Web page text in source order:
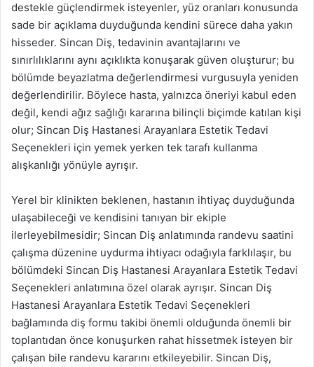
destekle güçlendirmek isteyenler, yüz oranları konusunda
sade bir açıklama duyduğunda kendini sürece daha yakın
hisseder. Sincan Diş, tedavinin avantajlarını ve
sınırlılıklarını aynı açıklıkta konuşarak güven oluşturur; bu
bölümde beyazlatma değerlendirmesi vurgusuyla yeniden
değerlendirilir. Böylece hasta, yalnızca öneriyi kabul eden
değil, kendi ağız sağlığı kararına bilinçli biçimde katılan kişi
olur; Sincan Diş Hastanesi Arayanlara Estetik Tedavi
Seçenekleri için yemek yerken tek tarafı kullanma
alışkanlığı yönüyle ayrışır.
Yerel bir klinikten beklenen, hastanın ihtiyaç duyduğunda
ulaşabileceği ve kendisini tanıyan bir ekiple
ilerleyebilmesidir; Sincan Diş anlatımında randevu saatini
çalışma düzenine uydurma ihtiyacı odağıyla farklılaşır, bu
bölümdeki Sincan Diş Hastanesi Arayanlara Estetik Tedavi
Seçenekleri anlatımına özel olarak ayrışır. Sincan Diş
Hastanesi Arayanlara Estetik Tedavi Seçenekleri
bağlamında diş formu takibi önemli olduğunda önemli bir
toplantıdan önce konuşurken rahat hissetmek isteyen bir
çalışan bile randevu kararını etkileyebilir. Sincan Diş,